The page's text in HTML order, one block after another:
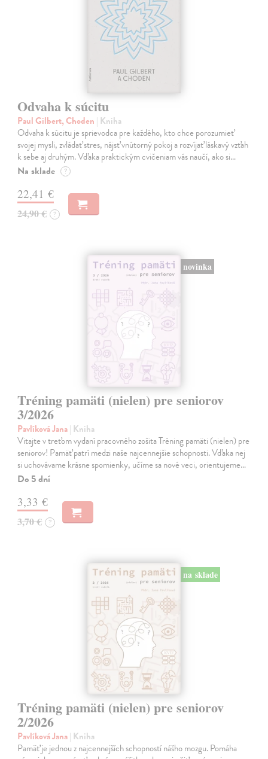
Odvaha k súcitu
Paul Gilbert, Choden | Kniha
Odvaha k súcitu je sprievodca pre každého, kto chce porozumieť
svojej mysli, zvládať stres, nájsť vnútorný pokoj a rozvíjať láskavý vzťah
k sebe aj druhým. Vďaka praktickým cvičeniam vás naučí, ako si…
Na sklade ?
22,41 €
24,90 € ?
novinka
Tréning pamäti (nielen) pre seniorov
3/2026
Pavlíková Jana| Kniha
Vitajte v treťom vydaní pracovného zošita Tréning pamäti (nielen) pre
seniorov! Pamäť patrí medzi naše najcennejšie schopnosti. Vďaka nej
si uchovávame krásne spomienky, učíme sa nové veci, orientujeme…
Do 5 dní
3,33 €
3,70 € ?
na sklade
Tréning pamäti (nielen) pre seniorov
2/2026
Pavlíková Jana| Kniha
Pamäť je jednou z najcennejších schopností nášho mozgu. Pomáha